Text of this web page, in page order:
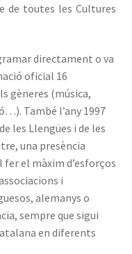
de toutes les Cultures
directament o va
oficial 16
gèneres (música,
També l’any 1997
les Llengües i de les
una presència
el màxim d’esforços
i
alemanys o
sempre que sigui
en diferents